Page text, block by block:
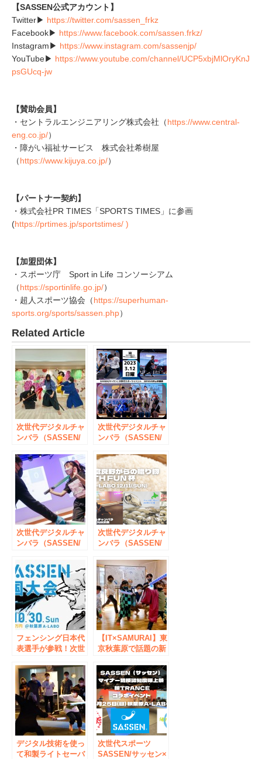
【SASSEN公式アカウント】
Twitter▶ https://twitter.com/sassen_frkz
Facebook▶ https://www.facebook.com/sassen.frkz/
Instagram▶ https://www.instagram.com/sassenjp/
YouTube▶ https://www.youtube.com/channel/UCP5xbjMlOryKnJ
psGUcq-jw
【賛助会員】
・セントラルエンジニアリング株式会社（https://www.central-
eng.co.jp/）
・障がい福祉サービス 株式会社希樹屋
（https://www.kijuya.co.jp/）
【パートナー契約】
・株式会社PR TIMES​「SPORTS TIMES」に参画
(https://prtimes.jp/sportstimes/ )
【加盟団体】
・スポーツ庁 Sport in Life コンソーシアム
（https://sportinlife.go.jp/）
・超人スポーツ協会（https://superhuman-
sports.org/sports/sassen.php）
Related Article
次世代デジタルチャ
ンバラ（SASSEN/
【ことのは CUP】
を秋葉原（東京都千
代田区）で8月14日
開催決定！
次世代デジタルチャ
ンバラ（SASSEN/
【SERIOUS（シリ
アス）杯】を秋葉原
（東京都千代田区）
で3月12日開催決
定！
次世代デジタルチャ
ンバラ（SASSEN/
【風林火山 CUP
2022】を秋葉原（東
京都千代田区）で5
月8日開催決定！
次世代デジタルチャ
ンバラ（SASSEN/
【北海道富良野から
の贈り物NORTH
FUN杯】を秋葉原
（東京都千代田区）
で12月11日開催決
定！
フェンシング日本代
表選手が参戦！次世
ラ（SASSEN/サッ
セン）第一回 全国
大会 in 秋葉原
【IT×SAMURAI】東
京秋葉原で話題の新
『SASSEN（サッセ
ン）』全年齢対象の
レクリエーションや
企業団体向けチーム
ビルディングを受付
開始！
デジタル技術を使っ
て和製ライトセーバ
次世代スポーツ
SASSEN/サッセン×